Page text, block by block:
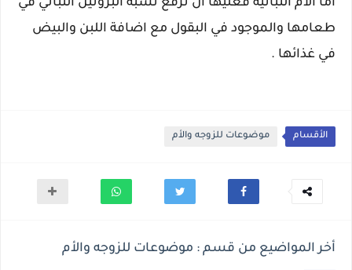
أما الأم النباتيه فعليها أن ترفع نسبة البروتين النباتي في
طعامها والموجود في البقول مع اضافة اللبن والبيض
في غذائها .
الأقسام موضوعات للزوجه والأم
أخر المواضيع من قسم : موضوعات للزوجه والأم